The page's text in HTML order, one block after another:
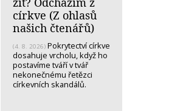
církve (Z ohlasů
našich čtenářů)
(4. 8. 2026) Pokrytectví církve
dosahuje vrcholu, když ho
postavíme tváří v tvář
nekonečnému řetězci
církevních skandálů.